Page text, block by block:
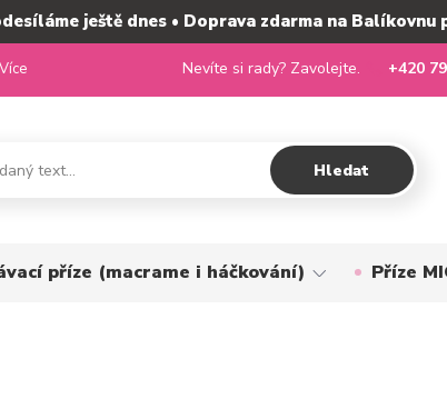
ještě dnes • Doprava zdarma na Balíkovnu
Více
Hledat
Nevíte si rady? Zavolejte. +420
příze (macrame i háčkování) Příze